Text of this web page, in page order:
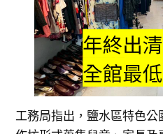
工務局指出，鹽水區特色